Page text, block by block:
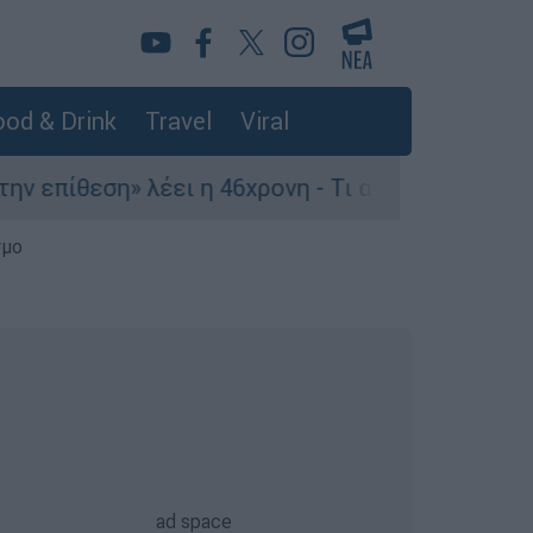
& Drink Travel Viral
λέει η 46χρονη - Τι αποκάλυψε στους